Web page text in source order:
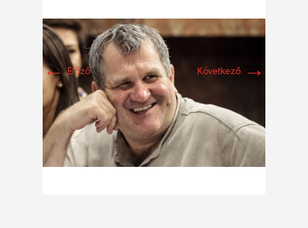
←Előző Következő →